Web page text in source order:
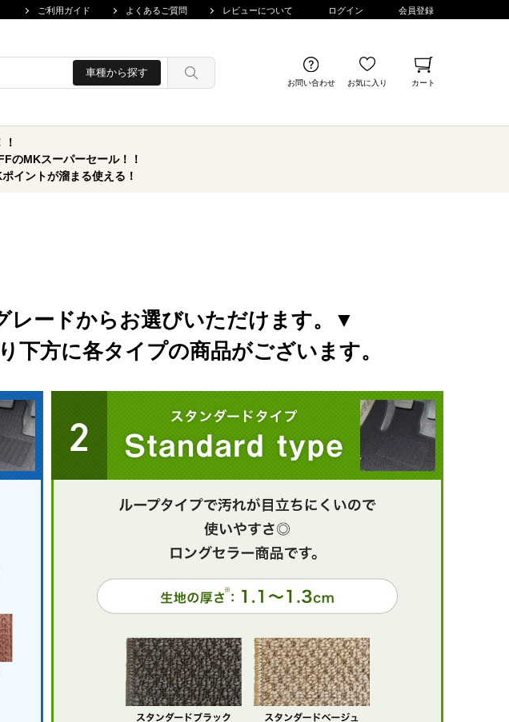
ご利用ガイド よくあるご質問 レビューについて ログイン 会員登録
車種から探す
お問い合わせ お気に入り カート
のMKスーパーセール！！
イントが溜まる使える！
レードからお選びいただけます。▼
下方に各タイプの商品がございます。